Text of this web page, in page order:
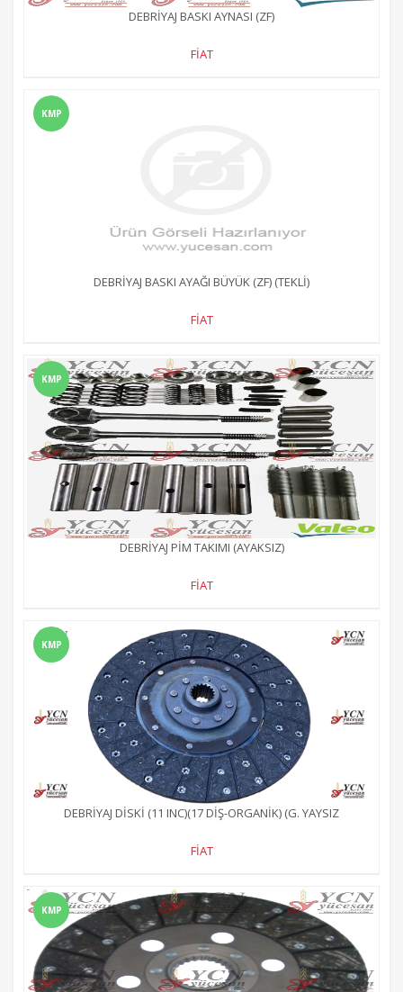
DEBRİYAJ BASKI AYNASI (ZF)
FİAT
KMP
DEBRİYAJ BASKI AYAĞI BÜYÜK (ZF) (TEKLİ)
FİAT
KMP
DEBRİYAJ PİM TAKIMI (AYAKSIZ)
FİAT
KMP
DEBRİYAJ DİSKİ (11 INC)(17 DİŞ-ORGANİK) (G. YAYSIZ
FİAT
KMP